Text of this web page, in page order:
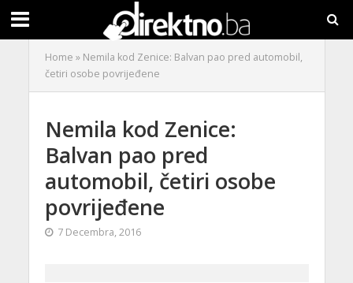
Home » Nemila kod Zenice: Balvan pao pred automobil,
četiri osobe povrijeđene
Nemila kod Zenice:
Balvan pao pred
automobil, četiri osobe
povrijeđene
7 Decembra, 2016